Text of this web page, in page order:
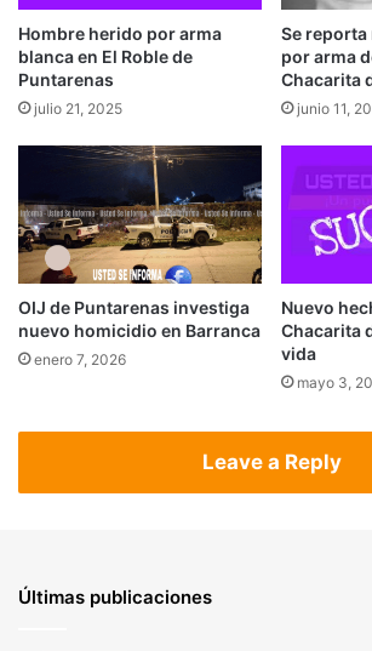
Hombre herido por arma
blanca en El Roble de
Puntarenas
julio 21, 2025
Se
por arma
Chacarita
junio 11,
OIJ de Puntarenas investiga
nuevo homicidio en Barranca
enero 7, 2026
Nuevo
Chacarita
vida
mayo 3,
Leave a Reply
Últimas publicaciones